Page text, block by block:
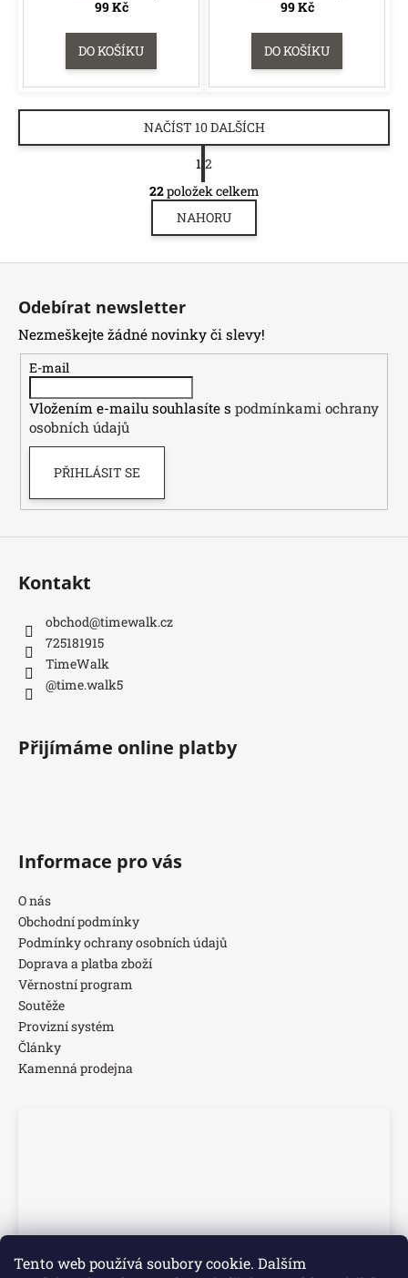
Tento web používá soubory cookie. Dalším
99 Kč
DO KOŠÍKU
99 Kč
DO KOŠÍKU
O
v
l
á
d
p
r
k
y
u
NAČÍST 10 DALŠÍCH
S
t
r
á
n
k
o
í
1 2
22položek celkem
NAHORU
Odebírat newsletter
Nezmeškejte žádné novinky či slevy!
E-mail
Vložením e-mailu souhlasíte s podmínkami ochrany
osobních údajů
PŘIHLÁSIT SE
Kontakt
obchod@timewalk.cz
725181915
TimeWalk
@time.walk5
Přijímáme online platby
Informace pro vás
O nás
Obchodní podmínky
Podmínky ochrany osobních údajů
Doprava a platba zboží
Věrnostní program
Soutěže
Provizní systém
Články
Kamenná prodejna